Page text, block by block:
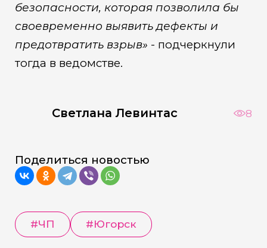
безопасности, которая позволила бы
своевременно выявить дефекты и
предотвратить взрыв» - подчеркнули
тогда в ведомстве.
Светлана Левинтас 8
Поделиться новостью
#ЧП #Югорск